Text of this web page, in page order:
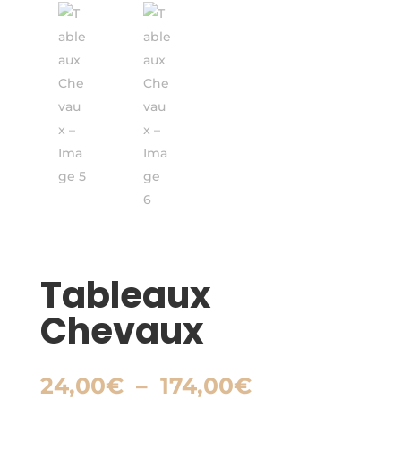
Tableaux
Chevaux
24,00€ – 174,00€Plage